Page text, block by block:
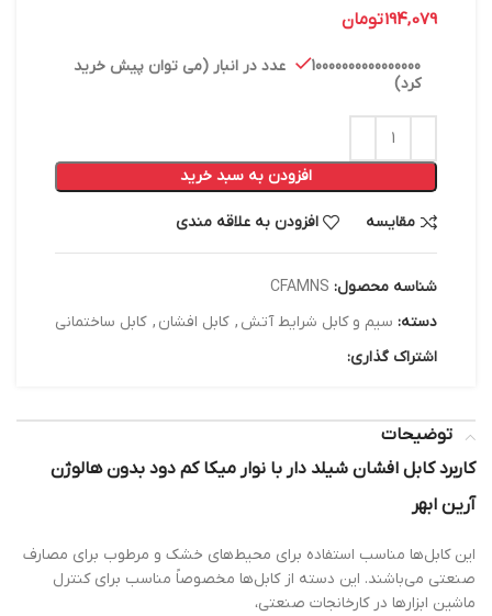
194,079تومان
10000000000000000 عدد در انبار (می توان پیش خرید
کرد)
افزودن به سبد خرید
مقایسه افزودن به علاقه مندی
شناسه محصول: CFAMNS
دسته: سیم و کابل شرایط آتش , کابل افشان , کابل ساختمانی
اشتراک گذاری:
توضیحات
کاربرد کابل افشان شیلد دار با نوار میکا کم دود بدون هالوژن
آرین ابهر
این کابل‌ها مناسب استفاده برای محیط‌های خشک و مرطوب برای مصارف
صنعتی می‌باشند. این دسته از کابل‌ها مخصوصاً مناسب برای کنترل
ماشین ابزارها در کارخانجات صنعتی،